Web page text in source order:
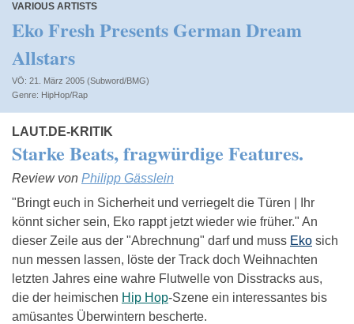
VARIOUS ARTISTS
Eko Fresh Presents German Dream
Allstars
VÖ: 21. März 2005 (Subword/BMG)
HipHop/Rap
LAUT.DE-KRITIK
Starke Beats, fragwürdige Features.
Review von Philipp Gässlein
"Bringt euch in Sicherheit und verriegelt die Türen | Ihr
könnt sicher sein, Eko rappt jetzt wieder wie früher." An
dieser Zeile aus der "Abrechnung" darf und muss Eko sich
nun messen lassen, löste der Track doch Weihnachten
letzten Jahres eine wahre Flutwelle von Disstracks aus,
die der heimischen Hip Hop-Szene ein interessantes bis
amüsantes Überwintern bescherte.